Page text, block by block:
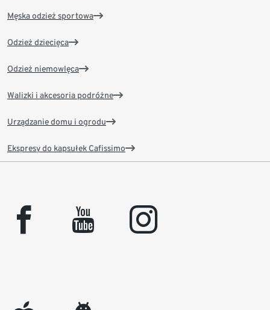
Męska odzież sportowa
Odzież dziecięca
Odzież niemowlęca
Walizki i akcesoria podróżne
Urządzanie domu i ogrodu
Ekspresy do kapsułek Cafissimo
facebook youtube instagram